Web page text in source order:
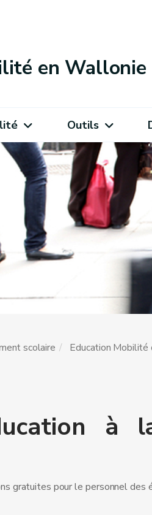
en Wallonie
Outils
scolaire
Education Mobilité
à
gratuites pour le personnel